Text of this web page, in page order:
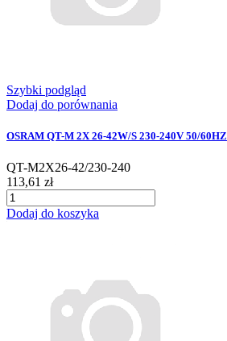
Szybki podgląd
Dodaj do porównania
OSRAM QT-M 2X 26-42W/S 230-240V 50/60HZ
QT-M2X26-42/230-240
113,61 zł
Dodaj do koszyka